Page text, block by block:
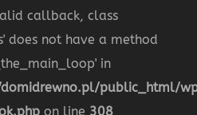
callback, class
does not have a method
in
public_html/
on line 308